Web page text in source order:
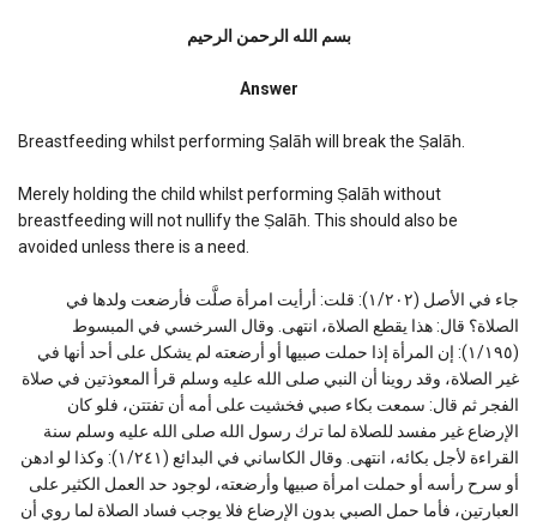
بسم الله الرحمن الرحیم
Answer
Breastfeeding whilst performing Ṣalāh will break the Ṣalāh.
Merely holding the child whilst performing Ṣalāh without
breastfeeding will not nullify the Ṣalāh. This should also be
avoided unless there is a need.
جاء في الأصل (١/٢٠٢): قلت: أرأيت امرأة صلَّت فأرضعت ولدها في
الصلاة؟ قال: هذا يقطع الصلاة، انتهى. وقال السرخسي في المبسوط
(١/١٩٥): إن المرأة إذا حملت صبيها أو أرضعته لم يشكل على أحد أنها في
غير الصلاة، وقد روينا أن النبي صلى الله عليه وسلم قرأ المعوذتين في صلاة
الفجر ثم قال: سمعت بكاء صبي فخشيت على أمه أن تفتتن، فلو كان
الإرضاع غير مفسد للصلاة لما ترك رسول الله صلى الله عليه وسلم سنة
القراءة لأجل بكائه، انتهى. وقال الكاساني في البدائع (١/٢٤١): وكذا لو ادهن
أو سرح رأسه أو حملت امرأة صبيها وأرضعته، لوجود حد العمل الكثير على
العبارتين، فأما حمل الصبي بدون الإرضاع فلا يوجب فساد الصلاة لما روي أن